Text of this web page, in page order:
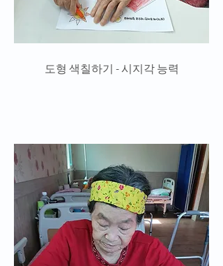
도형 색칠하기 - 시지각 능력